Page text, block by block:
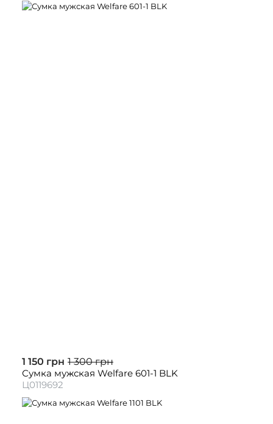
1 150 грн 1 300 грн
Сумка мужская Welfare 601-1 BLK
Ц0119692